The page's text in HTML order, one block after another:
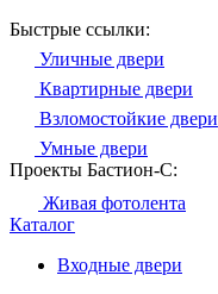
Быстрые ссылки:
Уличные двери
Квартирные двери
Взломостойкие двери
Умные двери
Проекты Бастион-С:
Живая фотолента
Каталог
Входные двери